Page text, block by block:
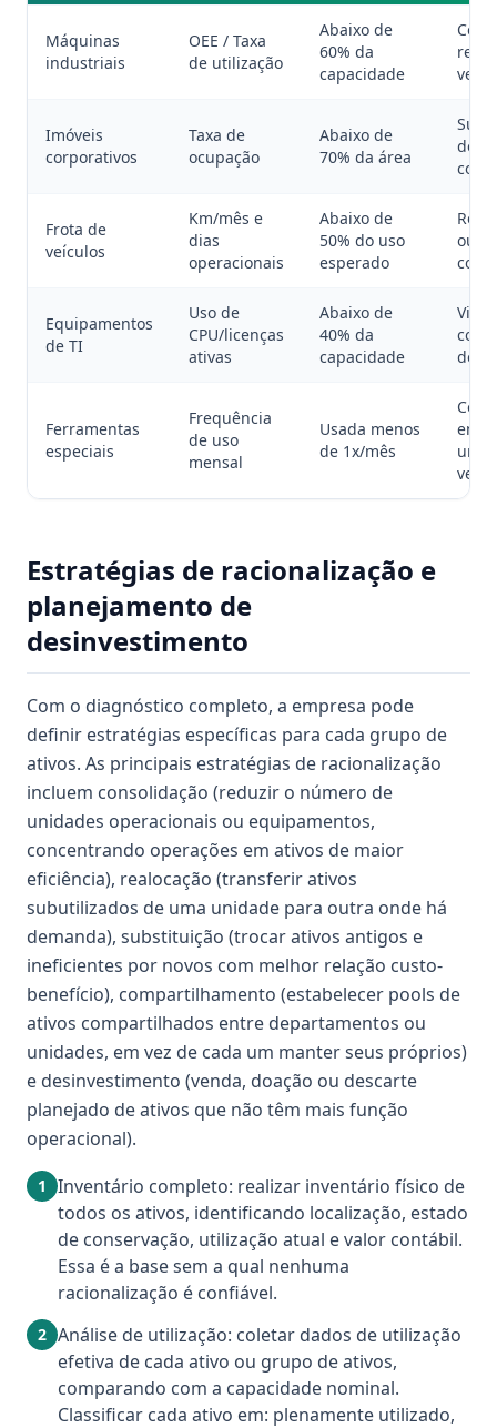
Máquinas
industriais
OEE / Taxa
de utilização
Abaixo de
60% da
capacidade
Imóveis
corporativos
Taxa de
ocupação
Abaixo de
70% da área
Frota de
veículos
Km/mês e
dias
operacionais
Abaixo de
50% do uso
esperado
ou
Equipamentos
de TI
Uso de
CPU/licenças
ativas
Abaixo de
40% da
capacidade
Ferramentas
especiais
Frequência
de uso
mensal
Usada menos
de 1x/mês
entre
Estratégias de racionalização e
planejamento de
desinvestimento
Com o diagnóstico completo, a empresa pode
definir estratégias específicas para cada grupo de
ativos. As principais estratégias de racionalização
incluem consolidação (reduzir o número de
unidades operacionais ou equipamentos,
concentrando operações em ativos de maior
eficiência), realocação (transferir ativos
subutilizados de uma unidade para outra onde há
demanda), substituição (trocar ativos antigos e
ineficientes por novos com melhor relação custo-
benefício), compartilhamento (estabelecer pools de
ativos compartilhados entre departamentos ou
unidades, em vez de cada um manter seus próprios)
e desinvestimento (venda, doação ou descarte
planejado de ativos que não têm mais função
operacional).
1
Inventário completo: realizar inventário físico de
todos os ativos, identificando localização, estado
de conservação, utilização atual e valor contábil.
Essa é a base sem a qual nenhuma
racionalização é confiável.
2 Análise de utilização: coletar dados de utilização
efetiva de cada ativo ou grupo de ativos,
comparando com a capacidade nominal.
Classificar cada ativo em: plenamente utilizado,